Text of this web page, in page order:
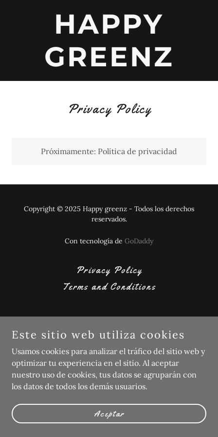
HAPPY
GREENZ
Privacy Policy
Próximamente: Política de privacidad
Copyright © 2025 Happy greenz - Todos los derechos
reservados.
Con tecnología de GoDaddy
Privacy Policy
Terms and Conditions
Este sitio web utiliza cookies
Usamos cookies para analizar el tráfico del sitio web y
optimizar tu experiencia en el sitio. Al aceptar
nuestro uso de cookies, tus datos se agruparán con
los datos de todos los demás usuarios.
Aceptar